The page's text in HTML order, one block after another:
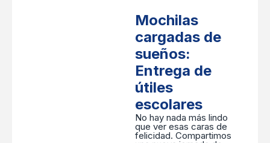
Mochilas
cargadas de
sueños:
Entrega de
útiles
escolares
No hay nada más lindo
que ver esas caras de
felicidad. Compartimos